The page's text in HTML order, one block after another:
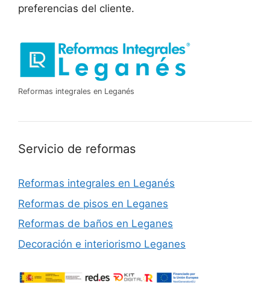
preferencias del cliente.
Reformas integrales en Leganés
Servicio de reformas
Reformas integrales en Leganés
Reformas de pisos en Leganes
Reformas de baños en Leganes
Decoración e interiorismo Leganes